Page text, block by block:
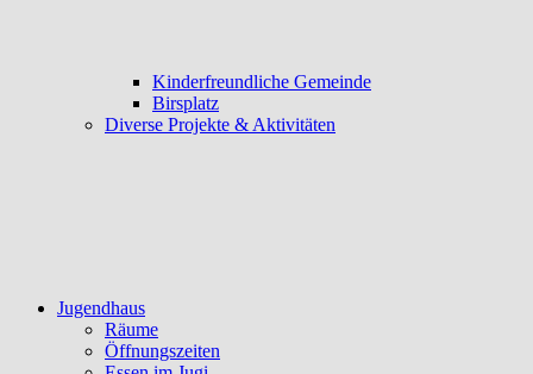
Kinderfreundliche Gemeinde
Birsplatz
Diverse Projekte & Aktivitäten
Jugendhaus
Räume
Öffnungszeiten